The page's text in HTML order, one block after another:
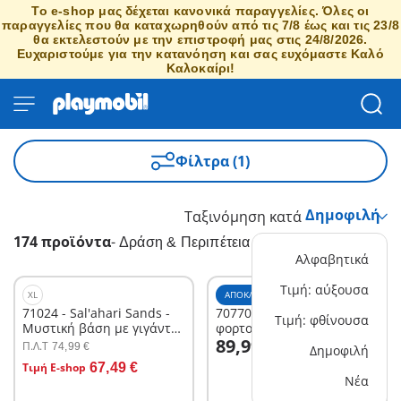
Το e-shop μας δέχεται κανονικά παραγγελίες. Όλες οι
παραγγελίες που θα καταχωρηθούν από τις 7/8 έως και τις 23/8
θα εκτελεστούν με την επιστροφή μας στις 24/8/2026.
Ευχαριστούμε για την κατανόηση και σας ευχόμαστε Καλό
Καλοκαίρι!
Φίλτρα (1)
174 προϊόντα- Δράση & Περιπέτεια
Ταξινόμηση κατά
Αλφαβητικά
Τιμή: αύξουσα
Τιμή: φθίνουσα
Δημοφιλή
Νέα
XL
71024 - Sal'ahari Sands -
Μυστική βάση με γιγάντιο
σκορπιό
Π.Λ.T 74,99 €
Τιμή E-shop 67,49 €
Στο καλάθι
ΑΠΟΚΛΕΙΣΤΙΚΌ XL
70770 - Γερανογέφυρα
φορτοεκφόρτωσης
container
89,99 €
Στο καλάθι